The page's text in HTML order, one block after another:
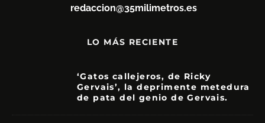
redaccion@35milimetros.es
LO MÁS RECIENTE
‘Gatos callejeros, de Ricky
Gervais’, la deprimente metedura
de pata del genio de Gervais.